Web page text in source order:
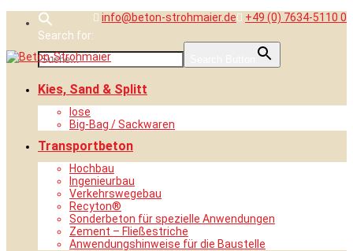
content
+49 (0) 7634-5110 0
info@beton-strohmaier.de
Search for:
Kies, Sand & Splitt
lose
Big-Bag / Sackwaren
Transportbeton
Hochbau
Ingenieurbau
Verkehrswegebau
Recyton®
Sonderbeton für spezielle Anwendungen
Zement – Fließestriche
Anwendungshinweise für die Baustelle